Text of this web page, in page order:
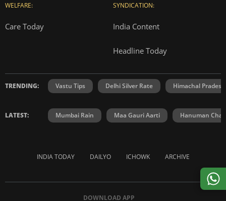
WELFARE:
Care Today
SYNDICATION:
India Content
Headline Today
TRENDING: Vastu Tips Delhi Silver Rate Himachal
LATEST: Mumbai Rain Maa Gauri Aarti Hanuman
INDIA TODAY DAILYO ICHOWK ARCHIVE
DOWNLOAD APP